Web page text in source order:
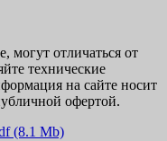
могут отличаться от
технические
на сайте носит
офертой.
(8.1 Mb)